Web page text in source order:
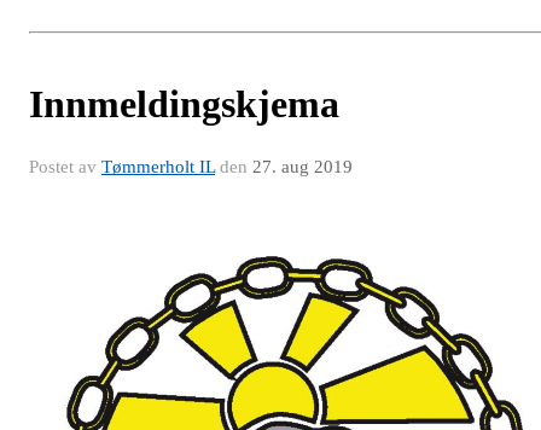
Innmeldingskjema
Postet av Tømmerholt ILden 27. aug 2019